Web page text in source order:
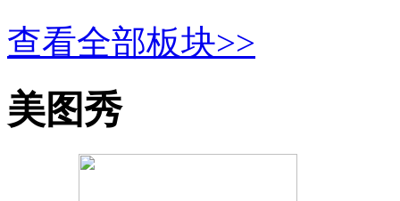
查看全部板块>>
美图秀